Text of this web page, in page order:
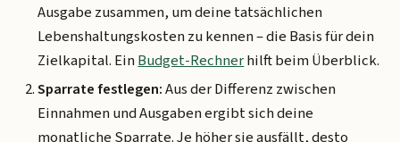
Ausgabe zusammen, um deine tatsächlichen
Lebenshaltungskosten zu kennen – die Basis für dein
Zielkapital. EinBudget-Rechnerhilft beim Überblick.
Sparrate festlegen:Aus der Differenz zwischen
Einnahmen und Ausgaben ergibt sich deine